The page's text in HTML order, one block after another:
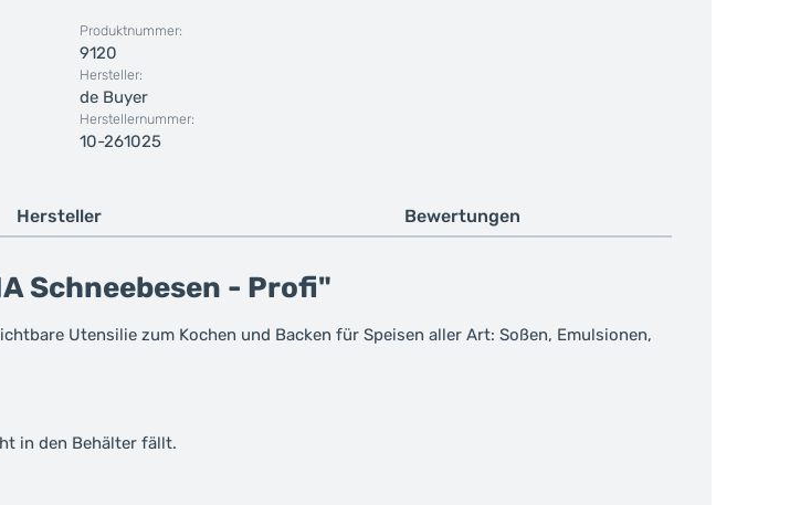
Produktnummer:
9120
Hersteller:
de Buyer
Herstellernummer:
10-261025
Hersteller Bewertungen
Schneebesen - Profi"
Utensilie zum Kochen und Backen für Speisen aller Art: Soßen, Emulsionen,
in den Behälter fällt.